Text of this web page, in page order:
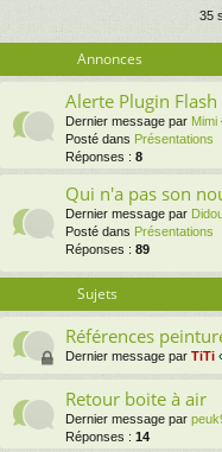
35
Annonces
Alerte Plugin
Dernier message par Mimi
Posté dans Présentations
Réponses : 8
Qui n'a pas son
Dernier message par
Posté dans Présentations
Réponses : 89
Sujets
Références
Dernier message par TiTi
Retour boite à air
Dernier message par
Réponses : 14